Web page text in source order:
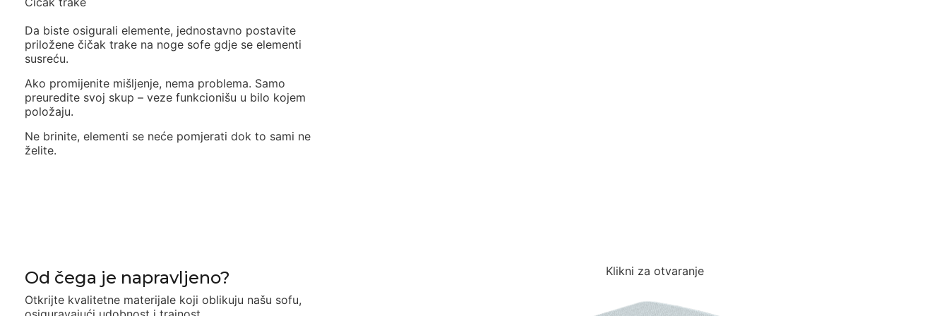
Da biste osigurali elemente, jednostavno postavite
priložene čičak trake na noge sofe gdje se elementi
susreću.
Ako promijenite mišljenje, nema problema. Samo
preuredite svoj skup – veze funkcionišu u bilo kojem
položaju.
Ne brinite, elementi se neće pomjerati dok to sami ne
želite.
Od čega je napravljeno?
Otkrijte kvalitetne materijale koji oblikuju našu sofu,
Klikni za otvaranje